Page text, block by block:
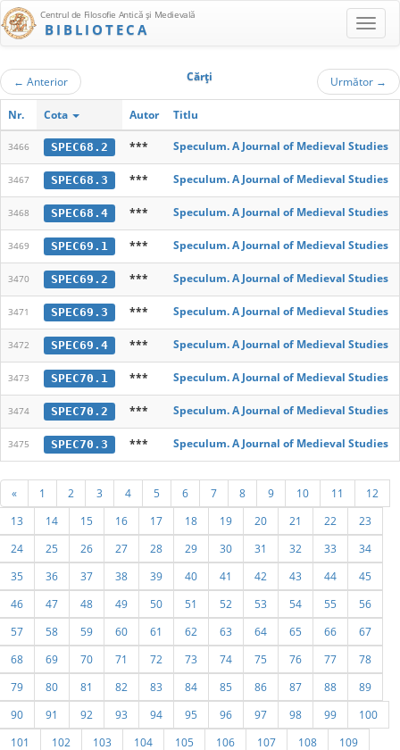
Centrul de Filosofie Antică şi Medievală
BIBLIOTECA
← Anterior Cărţi Următor →
Nr. Cota Autor Titlu
3466 SPEC68.2 *** Speculum. A Journal of Medieval Studies
3467 SPEC68.3 *** Speculum. A Journal of Medieval Studies
3468 SPEC68.4 *** Speculum. A Journal of Medieval Studies
3469 SPEC69.1 *** Speculum. A Journal of Medieval Studies
3470 SPEC69.2 *** Speculum. A Journal of Medieval Studies
3471 SPEC69.3 *** Speculum. A Journal of Medieval Studies
3472 SPEC69.4 *** Speculum. A Journal of Medieval Studies
3473 SPEC70.1 *** Speculum. A Journal of Medieval Studies
3474 SPEC70.2 *** Speculum. A Journal of Medieval Studies
3475 SPEC70.3 *** Speculum. A Journal of Medieval Studies
« 1 2 3 4 5 6 7 8 9 10 11
12
13
14 15 16 17 18 19 20 21 22
23
24
25 26 27 28 29 30 31 32 33
34
35
36 37 38 39 40 41 42 43 44
45
46
47 48 49 50 51 52 53 54 55
56
57
58 59 60 61 62 63 64 65 66
67
68
69 70 71 72 73 74 75 76 77
78
79
80 81 82 83 84 85 86 87 88
89
90
91 92 93 94 95 96 97 98 99
100
101
102 103 104 105 106 107 108
109